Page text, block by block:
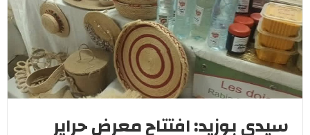
سيدي بوزيد: افتتاح معرض حراير